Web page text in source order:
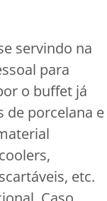
servindo na
para
o buffet já
de porcelana e
etc.